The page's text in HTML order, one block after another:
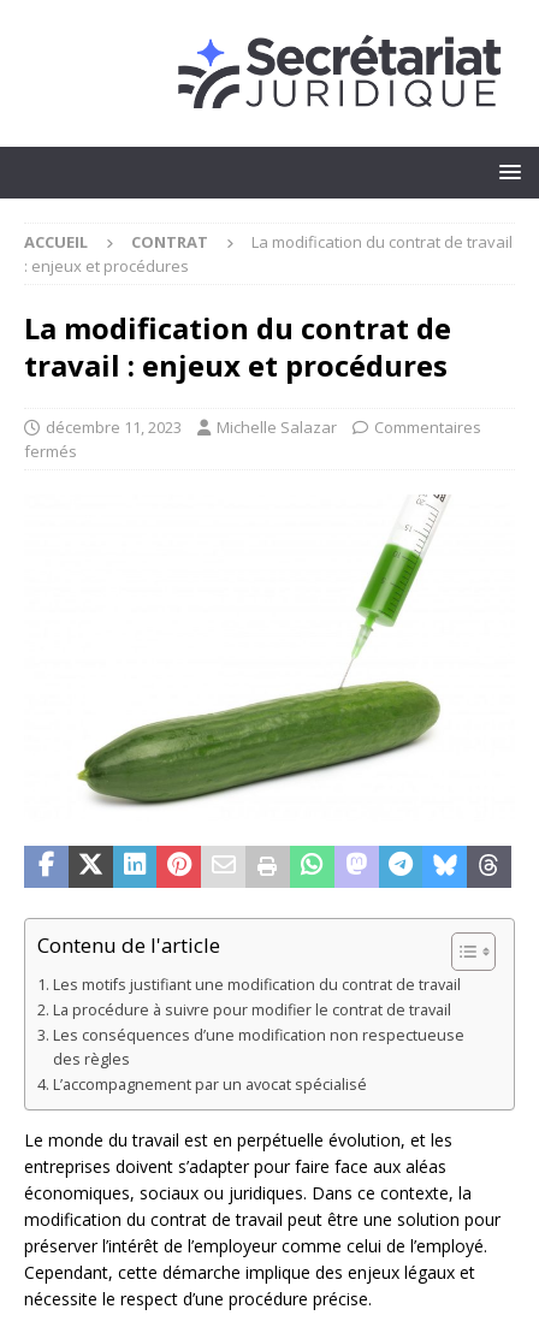
ACCUEIL CONTRAT
La modification du contrat de travail
: enjeux et procédures
La modification du contrat de
travail : enjeux et procédures
décembre 11, 2023 Michelle Salazar
Commentaires
fermés
Contenu de l'article
Les motifs justifiant une modification du contrat de travail
La procédure à suivre pour modifier le contrat de travail
Les conséquences d’une modification non respectueuse
des règles
L’accompagnement par un avocat spécialisé
Le monde du travail est en perpétuelle évolution, et les
entreprises doivent s’adapter pour faire face aux aléas
économiques, sociaux ou juridiques. Dans ce contexte, la
modification du contrat de travail peut être une solution pour
préserver l’intérêt de l’employeur comme celui de l’employé.
Cependant, cette démarche implique des enjeux légaux et
nécessite le respect d’une procédure précise.